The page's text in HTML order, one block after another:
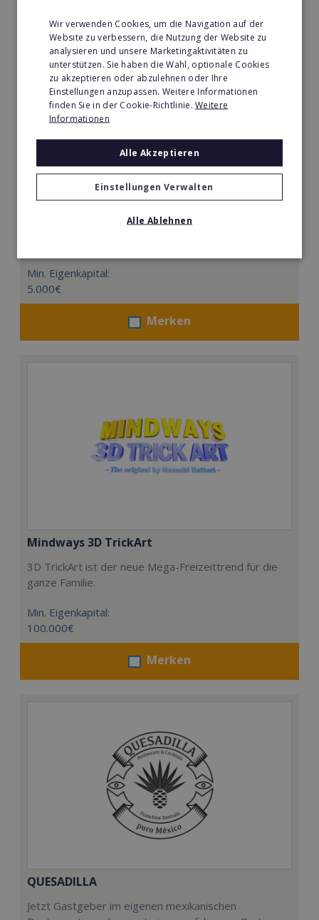
Körperformen EMS
Körperformen - Erfolg mit medizinisch erprobtem
Min. Eigenkapital:
5.000€
Merken
Mindways 3D TrickArt
3D TrickArt ist der neue Mega-Freizeittrend für die
ganze Familie.
Min. Eigenkapital:
100.000€
Merken
QUESADILLA
Jetzt Gastgeber im eigenen mexikanischen
Wir verwenden Cookies, um die Navigation auf der
Website zu verbessern, die Nutzung der Website zu
analysieren und unsere Marketingaktivitäten zu
unterstützen. Sie haben die Wahl, optionale Cookies
zu akzeptieren oder abzulehnen oder Ihre
Einstellungen anzupassen. Weitere Informationen
finden Sie in der Cookie-Richtlinie.Weitere
Informationen
Alle Akzeptieren
Einstellungen Verwalten
Alle Ablehnen